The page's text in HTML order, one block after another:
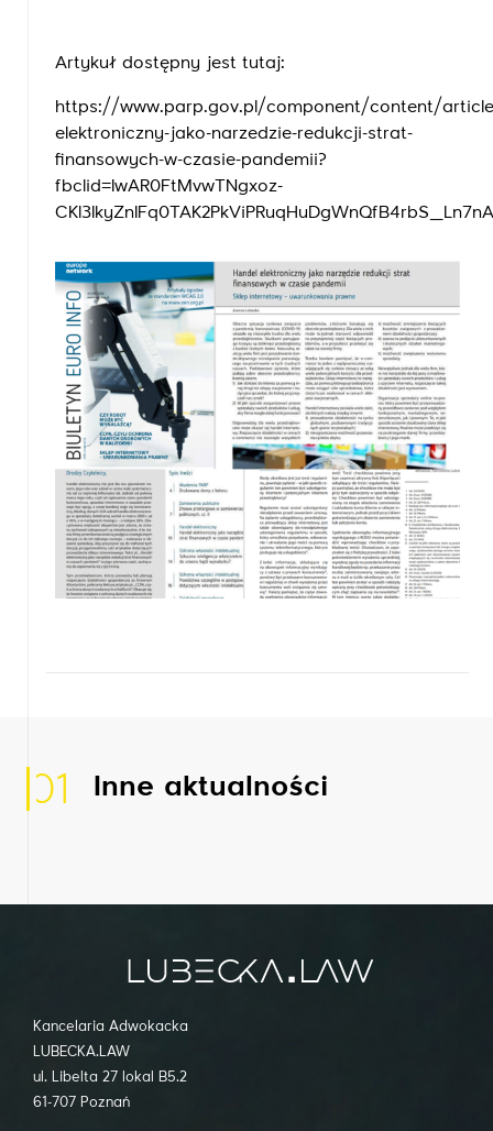
Artykuł dostępny jest tutaj:
https://www.parp.gov.pl/component/content/
elektroniczny-jako-narzedzie-redukcji-strat-
finansowych-w-czasie-pandemii?
fbclid=IwAR0FtMvwTNgxoz-
CKl3IkyZnIFq0TAK2PkViPRuqHuDgWnQfB4rbS_Ln7nA
01 Inne aktualności
Kancelaria Adwokacka
LUBECKA.LAW
ul. Libelta 27 lokal B5.2
61-707 Poznań